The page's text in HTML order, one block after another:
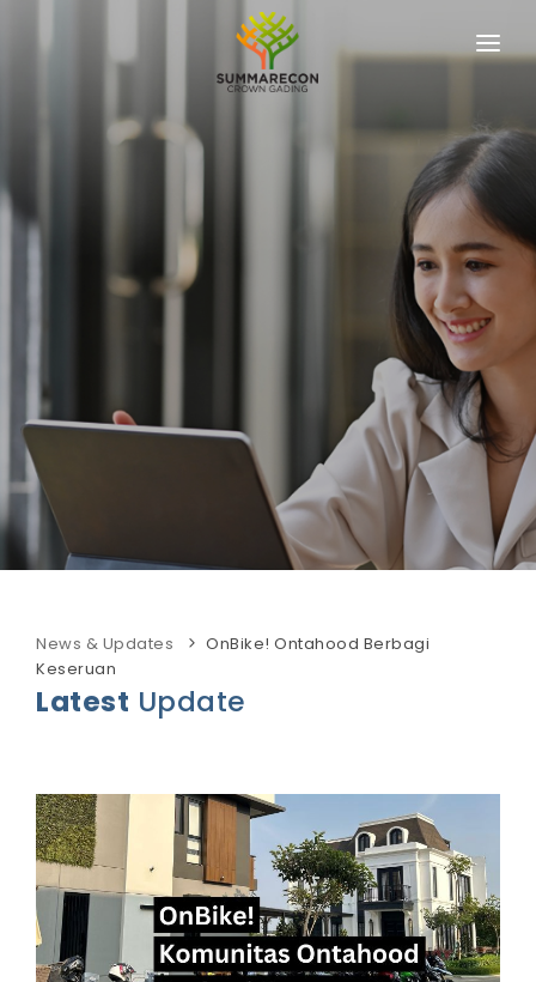
News & Updates
OnBike! Ontahood Berbagi
Keseruan
Latest Update